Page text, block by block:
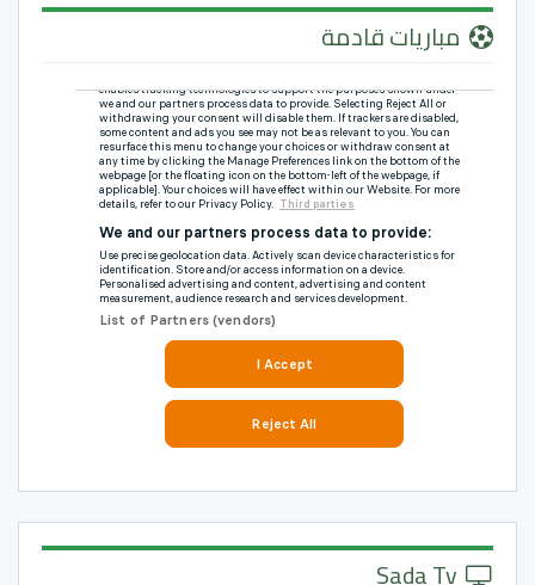
مباريات قادمة